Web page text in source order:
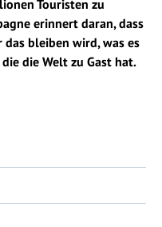
Touristen zu
erinnert daran, dass
das bleiben wird, was es
die Welt zu Gast hat.